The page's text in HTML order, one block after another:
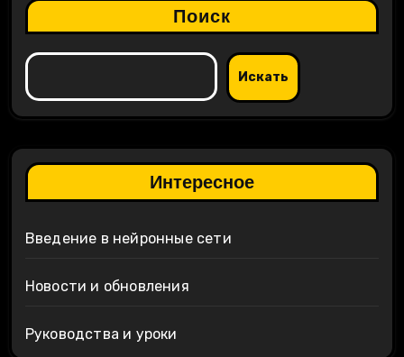
Поиск
Искать
Интересное
Введение в нейронные сети
Новости и обновления
Руководства и уроки